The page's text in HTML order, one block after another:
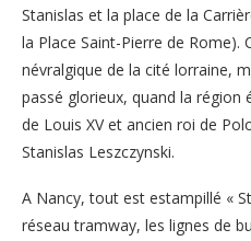
Stanislas et la place de la
la Place Saint-Pierre de
névralgique de la cité lorraine,
passé glorieux, quand la
de Louis XV et ancien roi de
Stanislas Leszczynski.
A Nancy, tout est estampillé «
réseau tramway, les lignes de